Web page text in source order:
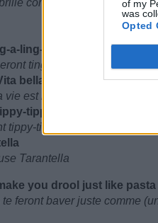
of my
was
Opted
comme si tu avais trop bu
a-ling-a-ling, ting-a-ling-a-
ting-a-ling-a-ling, ting-a-
bella
est belle
tippy-tay, tippy-tippy-tay
tippy-tippy-tay, tippy-tippy-tay
Tarantella
you drool just like pasta
feront baver juste comme